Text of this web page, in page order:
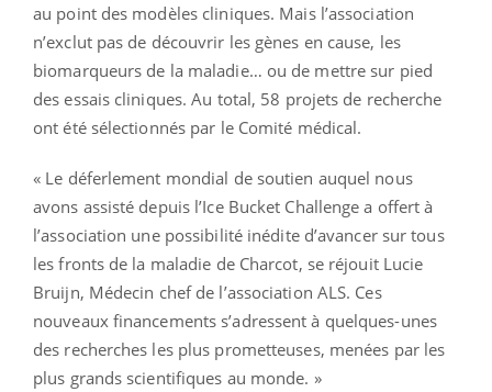
au point des modèles cliniques. Mais l’association
n’exclut pas de découvrir les gènes en cause, les
biomarqueurs de la maladie… ou de mettre sur pied
des essais cliniques. Au total, 58 projets de recherche
ont été sélectionnés par le Comité médical.
« Le déferlement mondial de soutien auquel nous
avons assisté depuis l’Ice Bucket Challenge a offert à
l’association une possibilité inédite d’avancer sur tous
les fronts de la maladie de Charcot, se réjouit Lucie
Bruijn, Médecin chef de l’association ALS. Ces
nouveaux financements s’adressent à quelques-unes
des recherches les plus prometteuses, menées par les
plus grands scientifiques au monde. »